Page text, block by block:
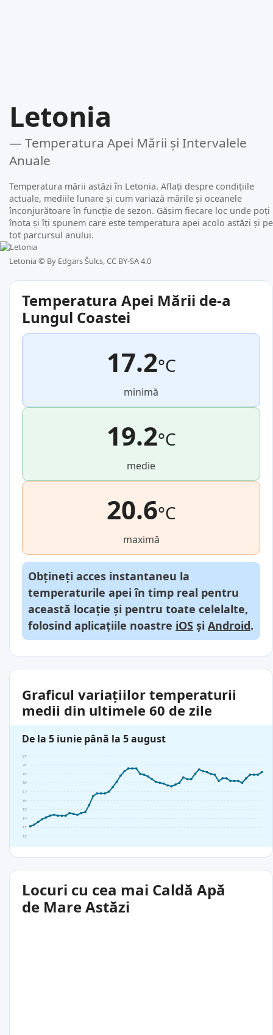
Letonia
— Temperatura Apei Mării și Intervalele
Anuale
Temperatura mării astăzi în Letonia. Aflați despre condițiile
actuale, mediile lunare și cum variază mările și oceanele
înconjurătoare în funcție de sezon. Găsim fiecare loc unde poți
înota și îți spunem care este temperatura apei acolo astăzi și pe
tot parcursul anului.
Letonia © By Edgars Šulcs, CC BY-SA 4.0
Temperatura Apei Mării de-a
Lungul Coastei
17.2°C
minimă
19.2°C
medie
20.6°C
maximă
Obțineți acces instantaneu la
temperaturile apei în timp real pentru
această locație și pentru toate celelalte,
folosind aplicațiile noastre iOS și Android.
Graficul variațiilor temperaturii
medii din ultimele 60 de zile
De la 5 iunie până la 5 august
12°
13°
14°
15°
16°
17°
18°
19°
20°
21°
Locuri cu cea mai Caldă Apă
de Mare Astăzi